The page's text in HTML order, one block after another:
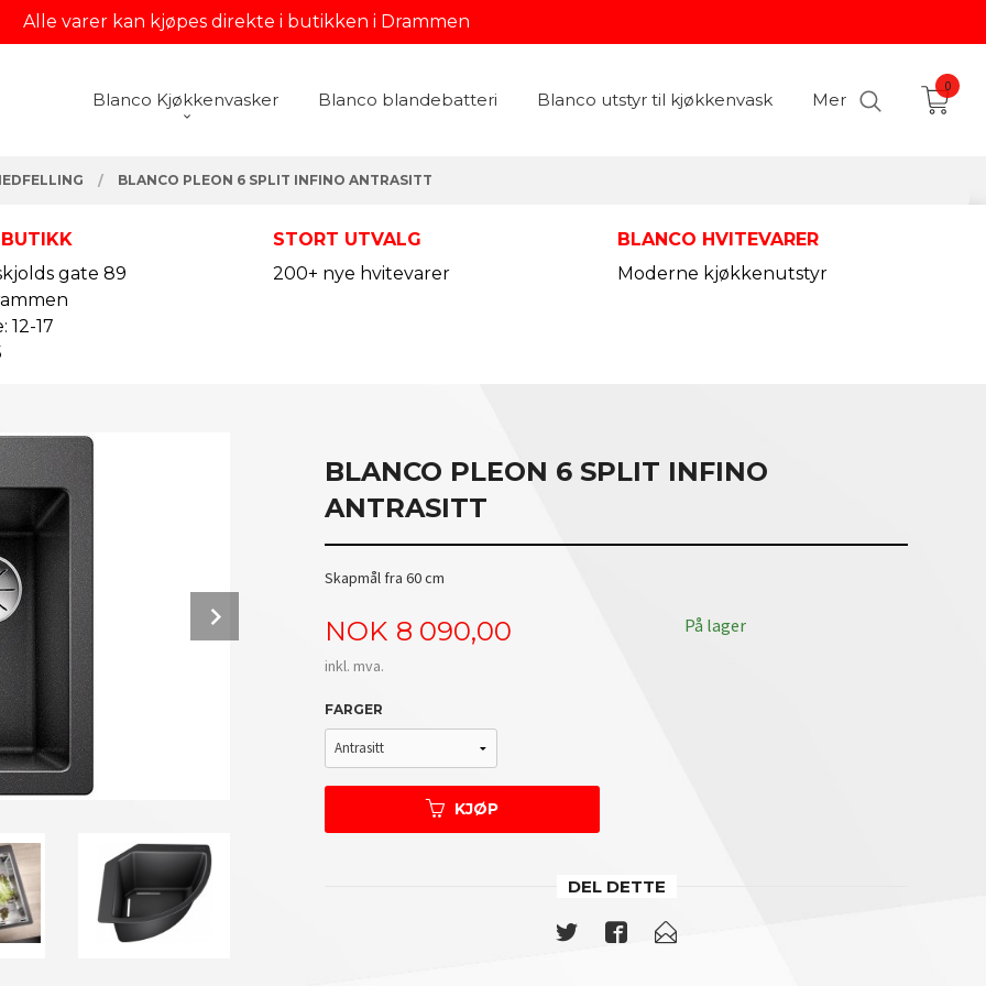
Alle varer kan kjøpes direkte i butikken i Drammen
Blanco Kjøkkenvasker Blanco blandebatteri Blanco utstyr til kjøkkenvask Mer
0
BLANCO PLEON 6 SPLIT INFINO ANTRASITT
gate 89
12-17
STORT UTVALG
200+ nye hvitevarer
BLANCO HVITEVARER
Moderne kjøkkenutstyr
BLANCO PLEON 6 SPLIT INFINO
ANTRASITT
Skapmål fra 60 cm
Pris
NOK 8 090,00
inkl. mva.
På lager
FARGER
KJØP
DEL DETTE